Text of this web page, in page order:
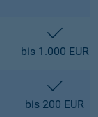
bis 1.000 EUR
bis 200 EUR